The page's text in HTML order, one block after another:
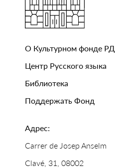
О Культурном фонде РД
Центр Русского языка
Библиотека
Поддержать Фонд
Адрес:
Carrer de Josep Anselm
Clavé, 31, 08002